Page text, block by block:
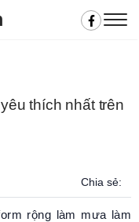
thích nhất trên
Chia sẻ:
rộng làm mưa làm